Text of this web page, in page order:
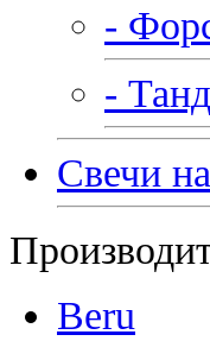
-
-
Свечи
Beru